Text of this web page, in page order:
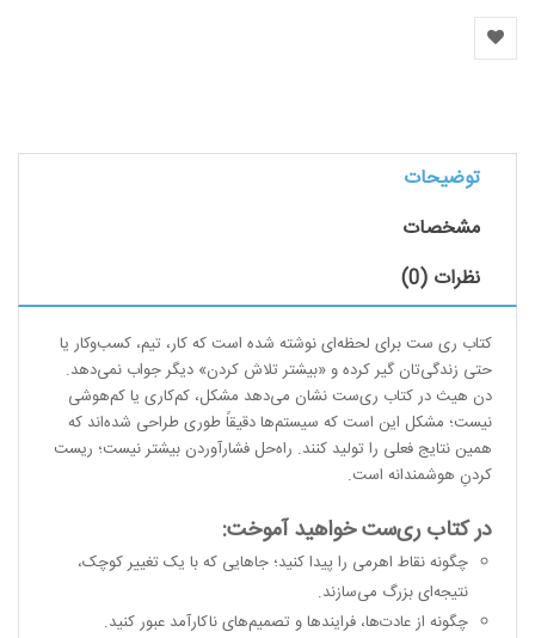
توضیحات
مشخصات
نظرات (0)
کتاب ری ست برای لحظه‌ای نوشته شده است که کار، تیم، کسب‌وکار یا
حتی زندگی‌تان گیر کرده و «بیشتر تلاش کردن» دیگر جواب نمی‌دهد.
دن هیث در کتاب ری‌ست نشان می‌دهد مشکل، کم‌کاری یا کم‌هوشی
نیست؛ مشکل این است که سیستم‌ها دقیقاً طوری طراحی شده‌اند که
همین نتایج فعلی را تولید کنند. راه‌حل فشارآوردن بیشتر نیست؛ ریست
کردنِ هوشمندانه است.
در کتاب ری‌ست خواهید آموخت:
چگونه نقاط اهرمی را پیدا کنید؛ جاهایی که با یک تغییر کوچک،
نتیجه‌ای بزرگ می‌سازند.
چگونه از عادت‌ها، فرایندها و تصمیم‌های ناکارآمد عبور کنید.